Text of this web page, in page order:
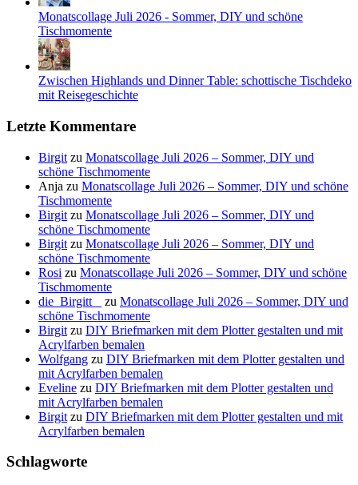
Monatscollage Juli 2026 - Sommer, DIY und schöne
Tischmomente
Zwischen Highlands und Dinner Table: schottische Tischdeko
mit Reisegeschichte
Letzte Kommentare
Birgit zu Monatscollage Juli 2026 – Sommer, DIY und
schöne Tischmomente
Anja zu Monatscollage Juli 2026 – Sommer, DIY und schöne
Tischmomente
Birgit zu Monatscollage Juli 2026 – Sommer, DIY und
schöne Tischmomente
Birgit zu Monatscollage Juli 2026 – Sommer, DIY und
schöne Tischmomente
Rosi zu Monatscollage Juli 2026 – Sommer, DIY und schöne
Tischmomente
die_Birgitt _
zu Monatscollage Juli 2026 – Sommer, DIY und
schöne Tischmomente
Birgit zu DIY Briefmarken mit dem Plotter gestalten und mit
Acrylfarben bemalen
Wolfgang zu DIY Briefmarken mit dem Plotter gestalten und
mit Acrylfarben bemalen
Eveline zu DIY Briefmarken mit dem Plotter gestalten und
mit Acrylfarben bemalen
Birgit zu DIY Briefmarken mit dem Plotter gestalten und mit
Acrylfarben bemalen
Schlagworte